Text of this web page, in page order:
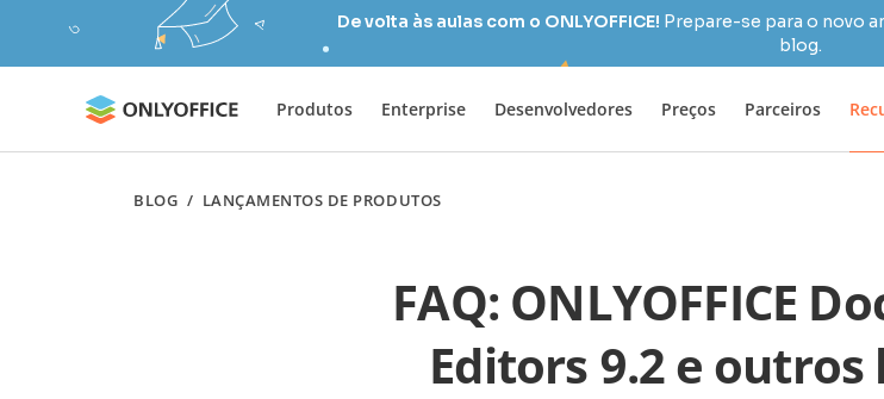
De volta às aulas com o ONLYOFFICE! Prepare-se para o novo
blog.
Produtos Enterprise Desenvolvedores Preços Parceiros
BLOG / LANÇAMENTOS DE PRODUTOS
FAQ: ONLYOFFICE
Editors 9.2 e